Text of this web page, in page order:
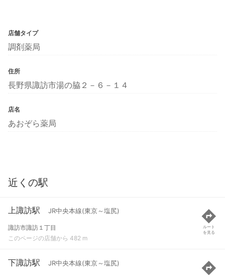
店舗タイプ
調剤薬局
住所
長野県諏訪市湯の脇２－６－１４
店名
あおぞら薬局
近くの駅
上諏訪駅 JR中央本線(東京～塩尻)
諏訪市諏訪１丁目
このページの店舗から 482 m
ルート
を見る
下諏訪駅 JR中央本線(東京～塩尻)